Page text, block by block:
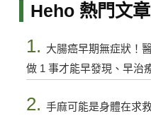
Heho 熱門文章
1. 大腸癌早期無症狀！
做 1 事才能早發現、早治
2. 手麻可能是身體在求